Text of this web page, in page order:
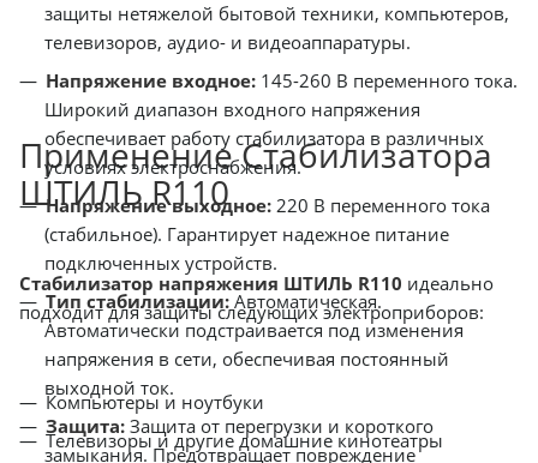
защиты нетяжелой бытовой техники, компьютеров,
телевизоров, аудио- и видеоаппаратуры.
Напряжение входное: 145-260 В переменного тока.
Широкий диапазон входного напряжения
обеспечивает работу стабилизатора в различных
условиях электроснабжения.
Напряжение выходное: 220 В переменного тока
(стабильное). Гарантирует надежное питание
подключенных устройств.
Тип стабилизации: Автоматическая.
Автоматически подстраивается под изменения
напряжения в сети, обеспечивая постоянный
выходной ток.
Защита: Защита от перегрузки и короткого
замыкания. Предотвращает повреждение
Применение Стабилизатора
ШТИЛЬ R110
Стабилизатор напряжения ШТИЛЬ R110 идеально
подходит для защиты следующих электроприборов:
Компьютеры и ноутбуки
Телевизоры и другие домашние кинотеатры